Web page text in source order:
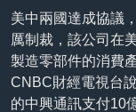
VOA 60秒 (國際)
美國專訊
視頻存檔
時事經緯
新聞音頻
海外港人
國語
關注我們
美中兩國達成協議
厲制裁，該公司在
製造零部件的消費
CNBC財經電視台
的中興通訊支付10